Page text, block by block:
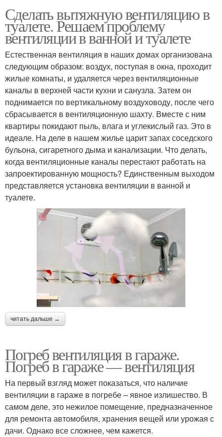
Сделать вытяжную вентиляцию в
туалете. Решаем проблему
вентиляции в ванной и туалете
Естественная вентиляция в наших домах организована
следующим образом: воздух, поступая в окна, проходит
жилые комнаты, и удаляется через вентиляционные
каналы в верхней части кухни и санузла. Затем он
поднимается по вертикальному воздуховоду, после чего
сбрасывается в вентиляционную шахту. Вместе с ним
квартиры покидают пыль, влага и углекислый газ. Это в
идеале. На деле в нашем жилье царит запах соседского
бульона, сигаретного дыма и канализации. Что делать,
когда вентиляционные каналы перестают работать на
запроектированную мощность? Единственным выходом
представляется установка вентиляции в ванной и
туалете.
читать дальше →
Погреб вентиляция в гараже.
Погреб в гараже — вентиляция
На первый взгляд может показаться, что наличие
вентиляции в гараже в погребе – явное излишество. В
самом деле, это нежилое помещение, предназначенное
для ремонта автомобиля, хранения вещей или урожая с
дачи. Однако все сложнее, чем кажется.